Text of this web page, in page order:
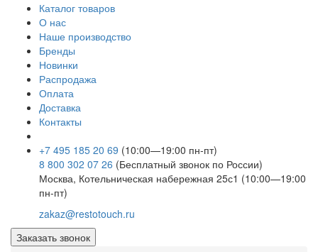
Каталог товаров
О нас
Наше производство
Бренды
Новинки
Распродажа
Оплата
Доставка
Контакты
+7 495 185 20 69 (10:00—19:00 пн-пт)
8 800 302 07 26 (Бесплатный звонок по России)
Москва, Котельническая набережная 25с1 (10:00—19:00
пн-пт)
zakaz@restotouch.ru
Заказать звонок